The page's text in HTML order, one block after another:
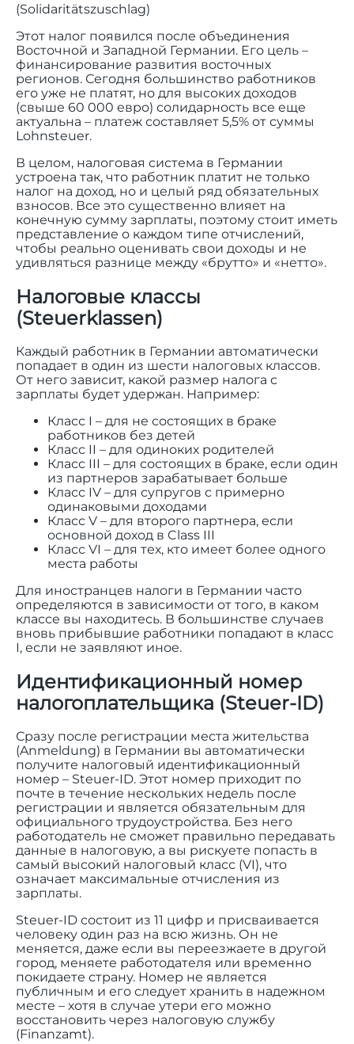
(Solidaritätszuschlag)
Этот налог появился после объединения
Восточной и Западной Германии. Его цель –
финансирование развития восточных
регионов. Сегодня большинство работников
его уже не платят, но для высоких доходов
(свыше 60 000 евро) солидарность все еще
актуальна – платеж составляет 5,5% от суммы
Lohnsteuer.
В целом, налоговая система в Германии
устроена так, что работник платит не только
налог на доход, но и целый ряд обязательных
взносов. Все это существенно влияет на
конечную сумму зарплаты, поэтому стоит иметь
представление о каждом типе отчислений,
чтобы реально оценивать свои доходы и не
удивляться разнице между «брутто» и «нетто».
Налоговые классы
(Steuerklassen)
Каждый работник в Германии автоматически
попадает в один из шести налоговых классов.
От него зависит, какой размер налога с
зарплаты будет удержан. Например:
Класс I – для не состоящих в браке
работников без детей
Класс II – для одиноких родителей
Класс III – для состоящих в браке, если один
из партнеров зарабатывает больше
Класс IV – для супругов с примерно
одинаковыми доходами
Класс V – для второго партнера, если
основной доход в Class III
Класс VI – для тех, кто имеет более одного
места работы
Для иностранцев налоги в Германии часто
определяются в зависимости от того, в каком
классе вы находитесь. В большинстве случаев
вновь прибывшие работники попадают в класс
I, если не заявляют иное.
Идентификационный номер
налогоплательщика (Steuer-ID)
Сразу после регистрации места жительства
(Anmeldung) в Германии вы автоматически
получите налоговый идентификационный
номер – Steuer-ID. Этот номер приходит по
почте в течение нескольких недель после
регистрации и является обязательным для
официального трудоустройства. Без него
работодатель не сможет правильно передавать
данные в налоговую, а вы рискуете попасть в
самый высокий налоговый класс (VI), что
означает максимальные отчисления из
зарплаты.
Steuer-ID состоит из 11 цифр и присваивается
человеку один раз на всю жизнь. Он не
меняется, даже если вы переезжаете в другой
город, меняете работодателя или временно
покидаете страну. Номер не является
публичным и его следует хранить в надежном
месте – хотя в случае утери его можно
восстановить через налоговую службу
(Finanzamt).